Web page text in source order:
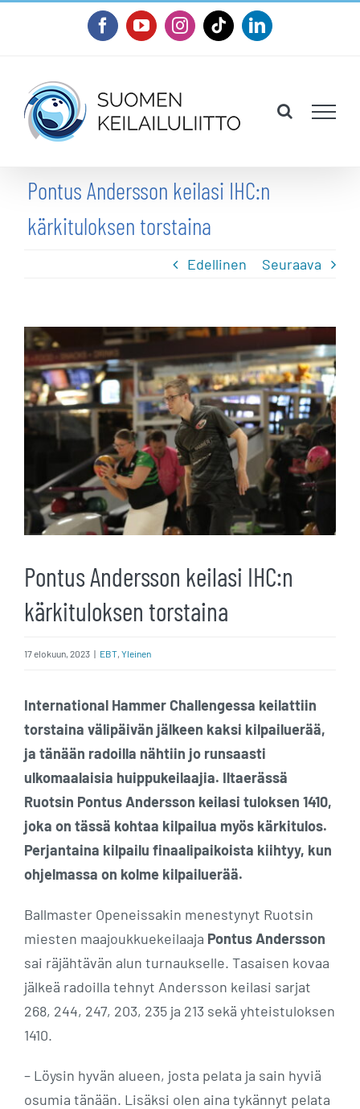
FacebookYouTubeInstagram
TiktokLinkedIn
Pontus Andersson keilasi IHC:n
kärkituloksen torstaina
Edellinen Seuraava
Katso
kuvaa
isompana
Pontus Andersson keilasi IHC:n
kärkituloksen torstaina
17 elokuun, 2023 | EBT, Yleinen
International Hammer Challengessa keilattiin
torstaina välipäivän jälkeen kaksi kilpailuerää,
ja tänään radoilla nähtiin jo runsaasti
ulkomaalaisia huippukeilaajia. Iltaerässä
Ruotsin Pontus Andersson keilasi tuloksen 1410,
joka on tässä kohtaa kilpailua myös kärkitulos.
Perjantaina kilpailu finaalipaikoista kiihtyy, kun
ohjelmassa on kolme kilpailuerää.
Ballmaster Openeissakin menestynyt Ruotsin
miesten maajoukkuekeilaaja Pontus Andersson
sai räjähtävän alun turnaukselle. Tasaisen kovaa
jälkeä radoilla tehnyt Andersson keilasi sarjat
268, 244, 247, 203, 235 ja 213 sekä yhteistuloksen
1410.
– Löysin hyvän alueen, josta pelata ja sain hyviä
osumia tänään. Lisäksi olen aina tykännyt pelata